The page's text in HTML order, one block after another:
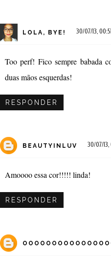
LOLA, BYE! 30/07/13, 00:51
Too perf! Fico sempre babada
duas mãos esquerdas!
RESPONDER
BEAUTYINLUV 30/07/13,
Amoooo essa cor!!!!! linda!
RESPONDER